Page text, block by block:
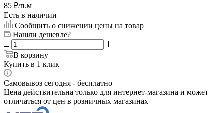
85 ₽/п.м
Есть в наличии
Сообщить о снижении цены на товар
Нашли дешевле?
В корзину
Купить в 1 клик
Самовывоз сегодня - бесплатно
Цена действительна только для интернет-магазина и может
отличаться от цен в розничных магазинах